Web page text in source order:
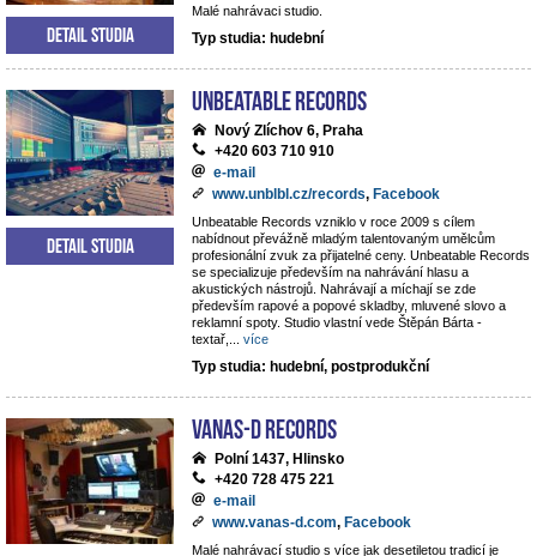
Malé nahrávaci studio.
Typ studia: hudební
Detail studia
Unbeatable Records
Nový Zlíchov 6, Praha
+420 603 710 910
e-mail
www.unblbl.cz/records, Facebook
Unbeatable Records vzniklo v roce 2009 s cílem
nabídnout převážně mladým talentovaným umělcům
profesionální zvuk za přijatelné ceny. Unbeatable Records
se specializuje především na nahrávání hlasu a
akustických nástrojů. Nahrávají a míchají se zde
především rapové a popové skladby, mluvené slovo a
reklamní spoty. Studio vlastní vede Štěpán Bárta -
textař,
více
Typ studia: hudební, postprodukční
Detail studia
VANAS-D Records
Polní 1437, Hlinsko
+420 728 475 221
e-mail
www.vanas-d.com, Facebook
Malé nahrávací studio s více jak desetiletou tradicí je